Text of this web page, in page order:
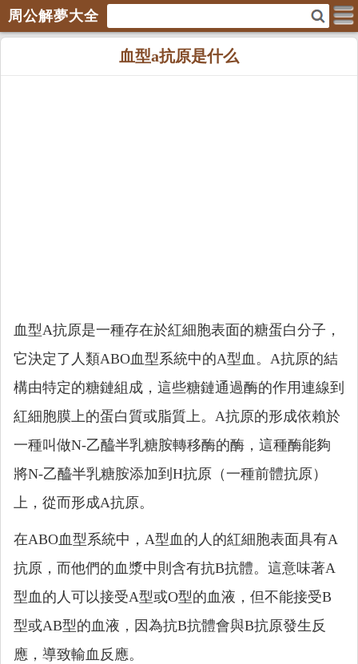
周公解夢大全
血型a抗原是什么
血型A抗原是一種存在於紅細胞表面的糖蛋白分子，
它決定了人類ABO血型系統中的A型血。A抗原的結
構由特定的糖鏈組成，這些糖鏈通過酶的作用連線到
紅細胞膜上的蛋白質或脂質上。A抗原的形成依賴於
一種叫做N-乙醯半乳糖胺轉移酶的酶，這種酶能夠
將N-乙醯半乳糖胺添加到H抗原（一種前體抗原）
上，從而形成A抗原。
在ABO血型系統中，A型血的人的紅細胞表面具有A
抗原，而他們的血漿中則含有抗B抗體。這意味著A
型血的人可以接受A型或O型的血液，但不能接受B
型或AB型的血液，因為抗B抗體會與B抗原發生反
應，導致輸血反應。